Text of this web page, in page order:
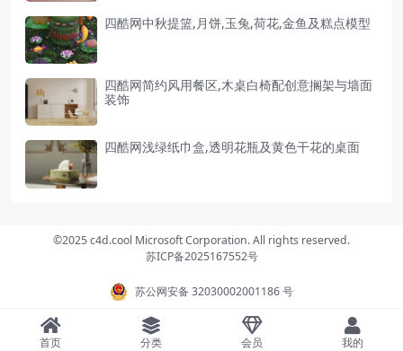
四酷网中秋提篮,月饼,玉兔,荷花,金鱼及糕点模型
四酷网简约风用餐区,木桌白椅配创意搁架与墙面
装饰
四酷网浅绿纸巾盒,透明花瓶及黄色干花的桌面
©2025 c4d.cool Microsoft Corporation. All rights reserved.
苏ICP备2025167552号
苏公网安备 32030002001186 号
首页 分类 会员 我的